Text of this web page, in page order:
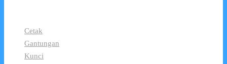
Cetak
Gantungan
Kunci